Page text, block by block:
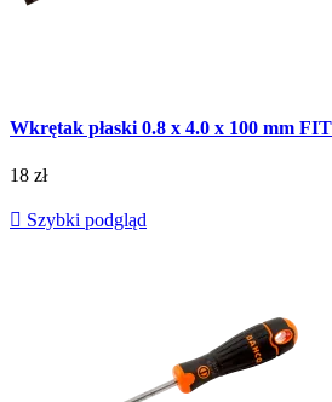
Wkrętak płaski 0.8 x 4.0 x 100 mm
18 zł
 Szybki podgląd